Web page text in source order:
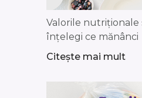
Valorile nutriționale
înțelegi ce mănânci
Citește mai mult